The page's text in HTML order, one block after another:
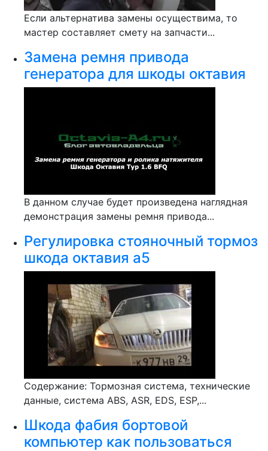
Если альтернатива замены осуществима, то
мастер составляет смету на запчасти...
Замена ремня привода
генератора для шкоды октавия
В данном случае будет произведена наглядная
демонстрация замены ремня привода...
Регулировка стояночный тормоз
шкода октавия а5
Содержание: Тормозная система, технические
данные, система ABS, ASR, EDS, ESP,...
Шкода фабия бортовой
компьютер как пользоваться